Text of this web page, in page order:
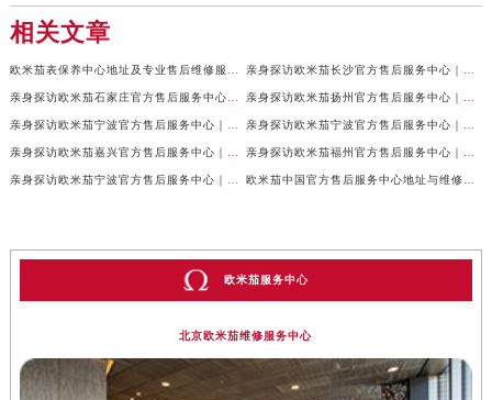
相关文章
欧米茄服务中心
北京欧米茄维修服务中心